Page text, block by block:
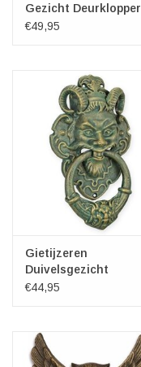
Aanbiedingen
Gezicht Deurklopper
33cm Patina
€49,95
Gietijzeren
Duivelsgezicht
Deurklopper
€44,95